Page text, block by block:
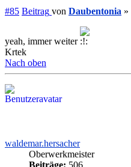
#85 Beitrag von Daubentonia »
yeah, immer weiter
Krtek
Nach oben
waldemar.hersacher
Oberwerkmeister
Beiträge: 506